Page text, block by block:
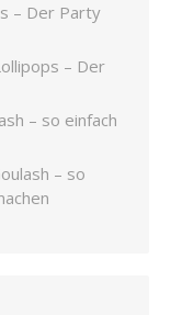
– Der Party
– Der
– so einfach
– so